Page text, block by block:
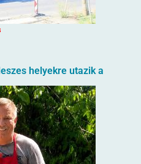
helyekre utazik a